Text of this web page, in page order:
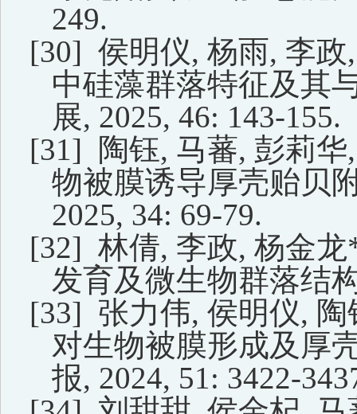
249.
[30] 侯明仪, 杨雨, 李政,
中硅藻群落特征及其
展, 2025, 46: 143-155.
[31]
陶钰, 马蕃, 彭莉华
物被膜诱导厚壳贻贝
2025, 34: 69-79.
[32] 林倩, 李政, 杨金龙
发育及微生物群落结
[33] 张力伟, 侯明仪, 陶
对生物被膜形成及厚
报, 2024, 51: 3422-